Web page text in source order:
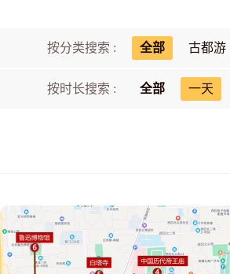
按分类搜索 : 全部 古都游
按时长搜索 : 全部 一天